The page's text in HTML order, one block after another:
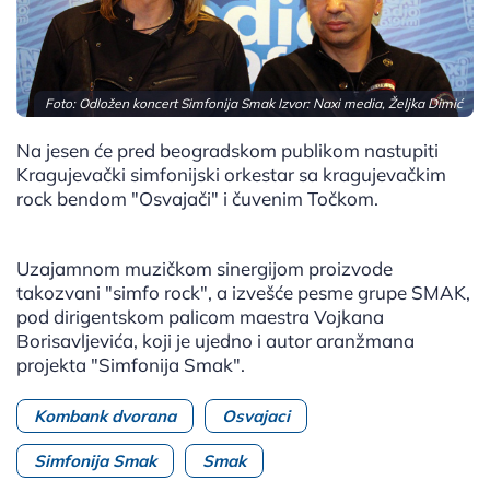
Foto: Odložen koncert Simfonija Smak Izvor: Naxi media, Željka Dimić
Na jesen će pred beogradskom publikom nastupiti
Kragujevački simfonijski orkestar sa kragujevačkim
rock bendom "Osvajači" i čuvenim Točkom.
Uzajamnom muzičkom sinergijom proizvode
takozvani "simfo rock", a izvešće pesme grupe SMAK,
pod dirigentskom palicom maestra Vojkana
Borisavljevića, koji je ujedno i autor aranžmana
projekta "Simfonija Smak".
Kombank dvorana Osvajaci
Simfonija Smak Smak